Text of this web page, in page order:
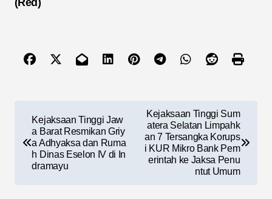
(Red)
Kejaksaan Tinggi Jaw
a Barat Resmikan Griy
a Adhyaksa dan Ruma
h Dinas Eselon IV di In
dramayu
Kejaksaan Tinggi Sum
atera Selatan Limpahk
an 7 Tersangka Korups
i KUR Mikro Bank Pem
erintah ke Jaksa Penu
ntut Umum